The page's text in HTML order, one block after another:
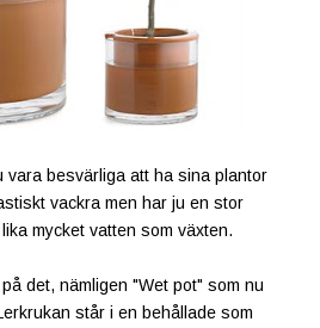
vara besvärliga att ha sina plantor
vackra men har ju en stor
mycket vatten som växten.
det, nämligen "Wet pot" som nu
står i en behållade som